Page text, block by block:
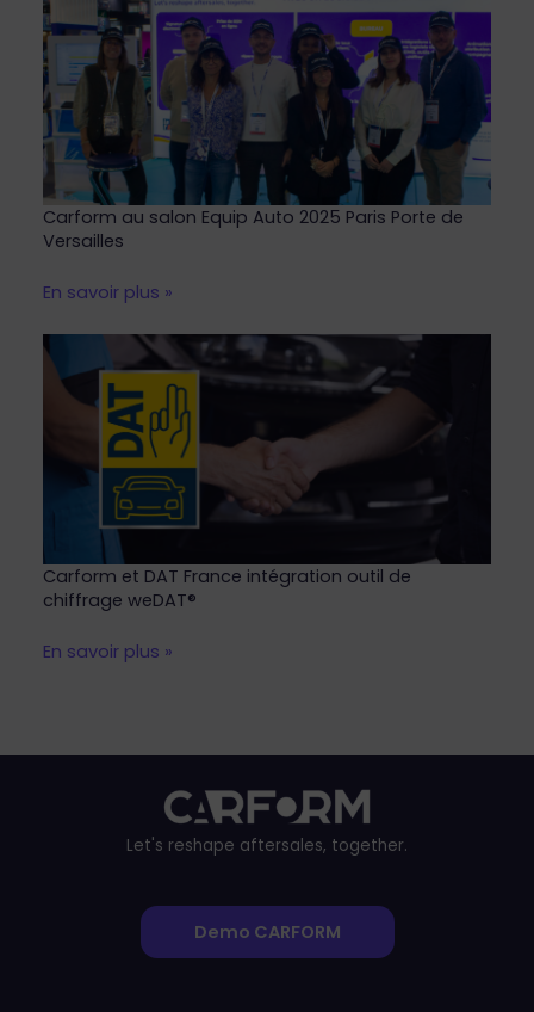
Carform au salon Equip Auto 2025 Paris Porte de
Versailles
En savoir plus »
Carform et DAT France intégration outil de
chiffrage weDAT®
En savoir plus »
Let's reshape aftersales, together.
Demo CARFORM